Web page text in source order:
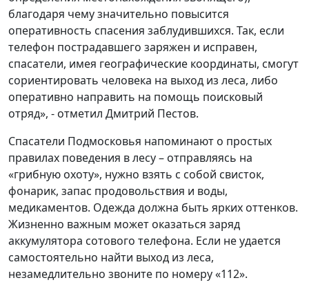
благодаря чему значительно повысится
оперативность спасения заблудившихся. Так, если
телефон пострадавшего заряжен и исправен,
спасатели, имея географические координаты, смогут
сориентировать человека на выход из леса, либо
оперативно направить на помощь поисковый
отряд», - отметил Дмитрий Пестов.
Спасатели Подмосковья напоминают о простых
правилах поведения в лесу – отправляясь на
«грибную охоту», нужно взять с собой свисток,
фонарик, запас продовольствия и воды,
медикаментов. Одежда должна быть ярких оттенков.
Жизненно важным может оказаться заряд
аккумулятора сотового телефона. Если не удается
самостоятельно найти выход из леса,
незамедлительно звоните по номеру «112».